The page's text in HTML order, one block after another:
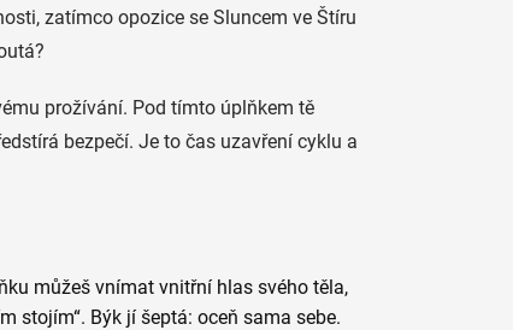
zatímco opozice se Sluncem ve Štíru
prožívání. Pod tímto úplňkem tě
bezpečí. Je to čas uzavření cyklu a
můžeš vnímat vnitřní hlas svého těla,
stojím“. Býk jí šeptá: oceň sama sebe.